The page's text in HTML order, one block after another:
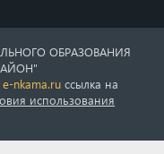
ОБРАЗОВАНИЯ
e-nkama.ru ссылка на
использования